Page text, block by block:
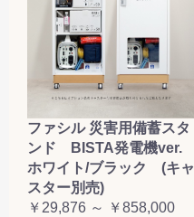
ファシル 災害用備蓄スタ
ンド BISTA発電機ver.
ホワイト/ブラック (キャ
スター別売)
￥29,876 ～ ￥858,000